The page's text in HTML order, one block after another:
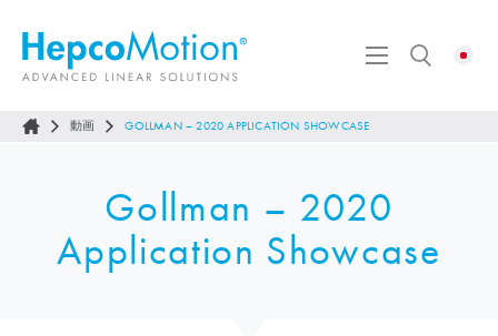
動画 GOLLMAN – 2020 APPLICATION SHOWCASE
Gollman – 2020
Application Showcase